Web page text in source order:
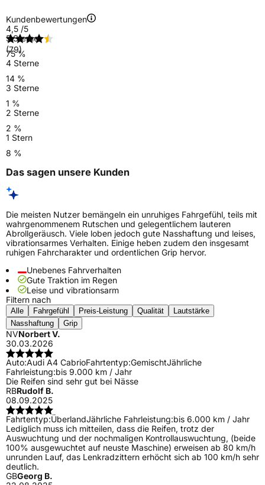
Kundenbewertungen
4,5 /5
(79)
5 Sterne
75 %
4 Sterne
14 %
3 Sterne
1 %
2 Sterne
2 %
1 Stern
8 %
Das sagen unsere Kunden
Die meisten Nutzer bemängeln ein unruhiges Fahrgefühl, teils mit
wahrgenommenem Rutschen und gelegentlichem lauteren
Abrollgeräusch. Viele loben jedoch gute Nasshaftung und leises,
vibrationsarmes Verhalten. Einige heben zudem den insgesamt
ruhigen Fahrcharakter und ordentlichen Grip hervor.
Unebenes Fahrverhalten
Gute Traktion im Regen
Leise und vibrationsarm
Filtern nach
Alle Fahrgefühl Preis-Leistung Qualität
Lautstärke
Nasshaftung
Grip
NVNorbert V.
30.03.2026
Auto:Audi A4 CabrioFahrtentyp:GemischtJährliche
Fahrleistung:bis 9.000 km / Jahr
Die Reifen sind sehr gut bei Nässe
RBRudolf B.
08.09.2025
Fahrtentyp:ÜberlandJährliche Fahrleistung:bis 6.000 km / Jahr
Lediglich muss ich mitteilen, dass die Reifen, trotz der
Auswuchtung und der nochmaligen Kontrollauswuchtung, (beide
100% ausgewuchtet auf neuste Maschine) erweisen ab 80 km/h
unrunden Lauf, das Lenkradzittern erhöcht sich ab 100 km/h sehr
deutlich.
GBGeorg B.